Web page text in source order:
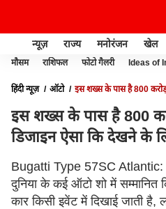
न्यूज़ राज्य मनोरंजन खेल
मौसम राशिफल फोटो गैलरी Ideas of
हिंदी न्यूज़ ऑटो
इस शख्स के पास है 800
इस शख्स के पास है 800
डिजाइन ऐसा कि देखने के
Bugatti Type 57SC
दुनिया के कई ऑटो शो में सम्मानित
कार किसी इवेंट में दिखाई जाती